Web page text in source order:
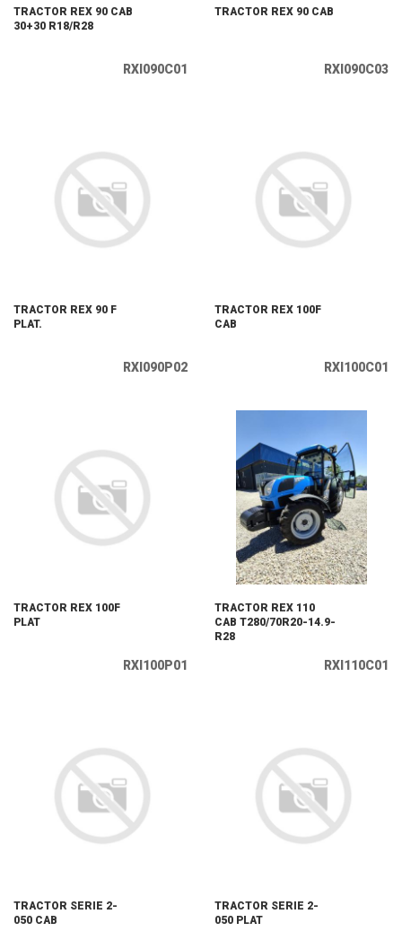
TRACTOR REX 90 CAB
30+30 R18/R28
RXI090C01
TRACTOR REX 90 CAB
RXI090C03
TRACTOR REX 90 F
PLAT.
RXI090P02
TRACTOR REX 100F
CAB
RXI100C01
TRACTOR REX 100F
PLAT
RXI100P01
TRACTOR REX 110
CAB T280/70R20-14.9-
R28
RXI110C01
TRACTOR SERIE 2-
050 CAB
TRACTOR SERIE 2-
050 PLAT